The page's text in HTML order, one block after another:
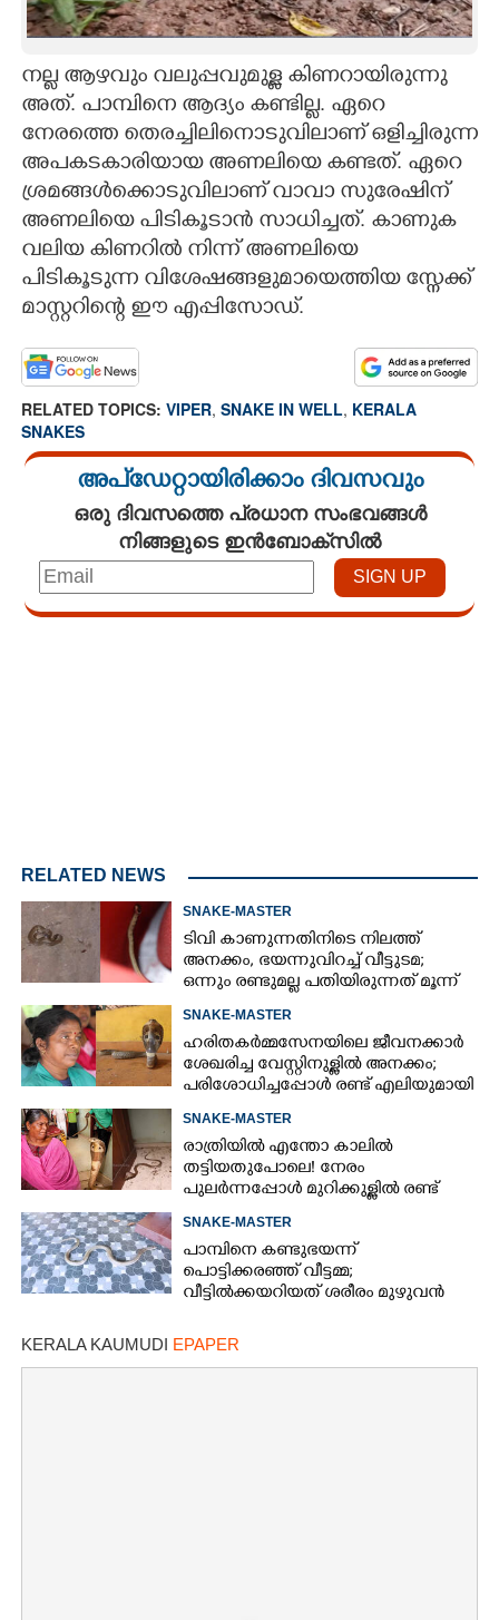
നല്ല ആഴവും വലുപ്പവുമുള്ള കിണറായിരുന്നു
അത്. പാമ്പിനെ ആദ്യം കണ്ടില്ല. ഏറെ
നേരത്തെ തെരച്ചിലിനൊടുവിലാണ് ഒളിച്ചിരുന്ന
അപകടകാരിയായ അണലിയെ കണ്ടത്. ഏറെ
ശ്രമങ്ങൾക്കൊടുവിലാണ് വാവാ സുരേഷിന്
അണലിയെ പിടികൂടാൻ സാധിച്ചത്. കാണുക
വലിയ കിണറിൽ നിന്ന് അണലിയെ
പിടികൂടുന്ന വിശേഷങ്ങളുമായെത്തിയ സ്നേക്ക്
മാസ്റ്ററിന്റെ ഈ എപ്പിസോഡ്.
RELATED TOPICS: VIPER, SNAKE IN WELL, KERALA
SNAKES
അപ്ഡേറ്റായിരിക്കാം ദിവസവും
ഒരു ദിവസത്തെ പ്രധാന സംഭവങ്ങൾ
നിങ്ങളുടെ ഇൻബോക്സിൽ
RELATED NEWS
SNAKE-MASTER
ടിവി കാണുന്നതിനിടെ നിലത്ത്
അനക്കം, ഭയന്നുവിറച്ച് വീട്ടുടമ;
ഒന്നും രണ്ടുമല്ല പതിയിരുന്നത് മൂന്ന്
SNAKE-MASTER
ഹരിതകർമ്മസേനയിലെ ജീവനക്കാർ
ശേഖരിച്ച വേസ്റ്റിനുള്ളിൽ അനക്കം;
പരിശോധിച്ചപ്പോൾ രണ്ട് എലിയുമായി
SNAKE-MASTER
രാത്രിയിൽ എന്തോ കാലിൽ
തട്ടിയതുപോലെ! നേരം
പുലർന്നപ്പോൾ മുറിക്കുള്ളിൽ രണ്ട്
SNAKE-MASTER
പാമ്പിനെ കണ്ടുഭയന്ന്
പൊട്ടിക്കരഞ്ഞ് വീട്ടമ്മ;
വീട്ടിൽക്കയറിയത് ശരീരം മുഴുവൻ
KERALA KAUMUDI EPAPER